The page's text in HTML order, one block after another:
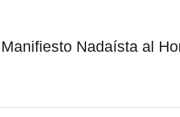
Manifiesto Nadaísta al